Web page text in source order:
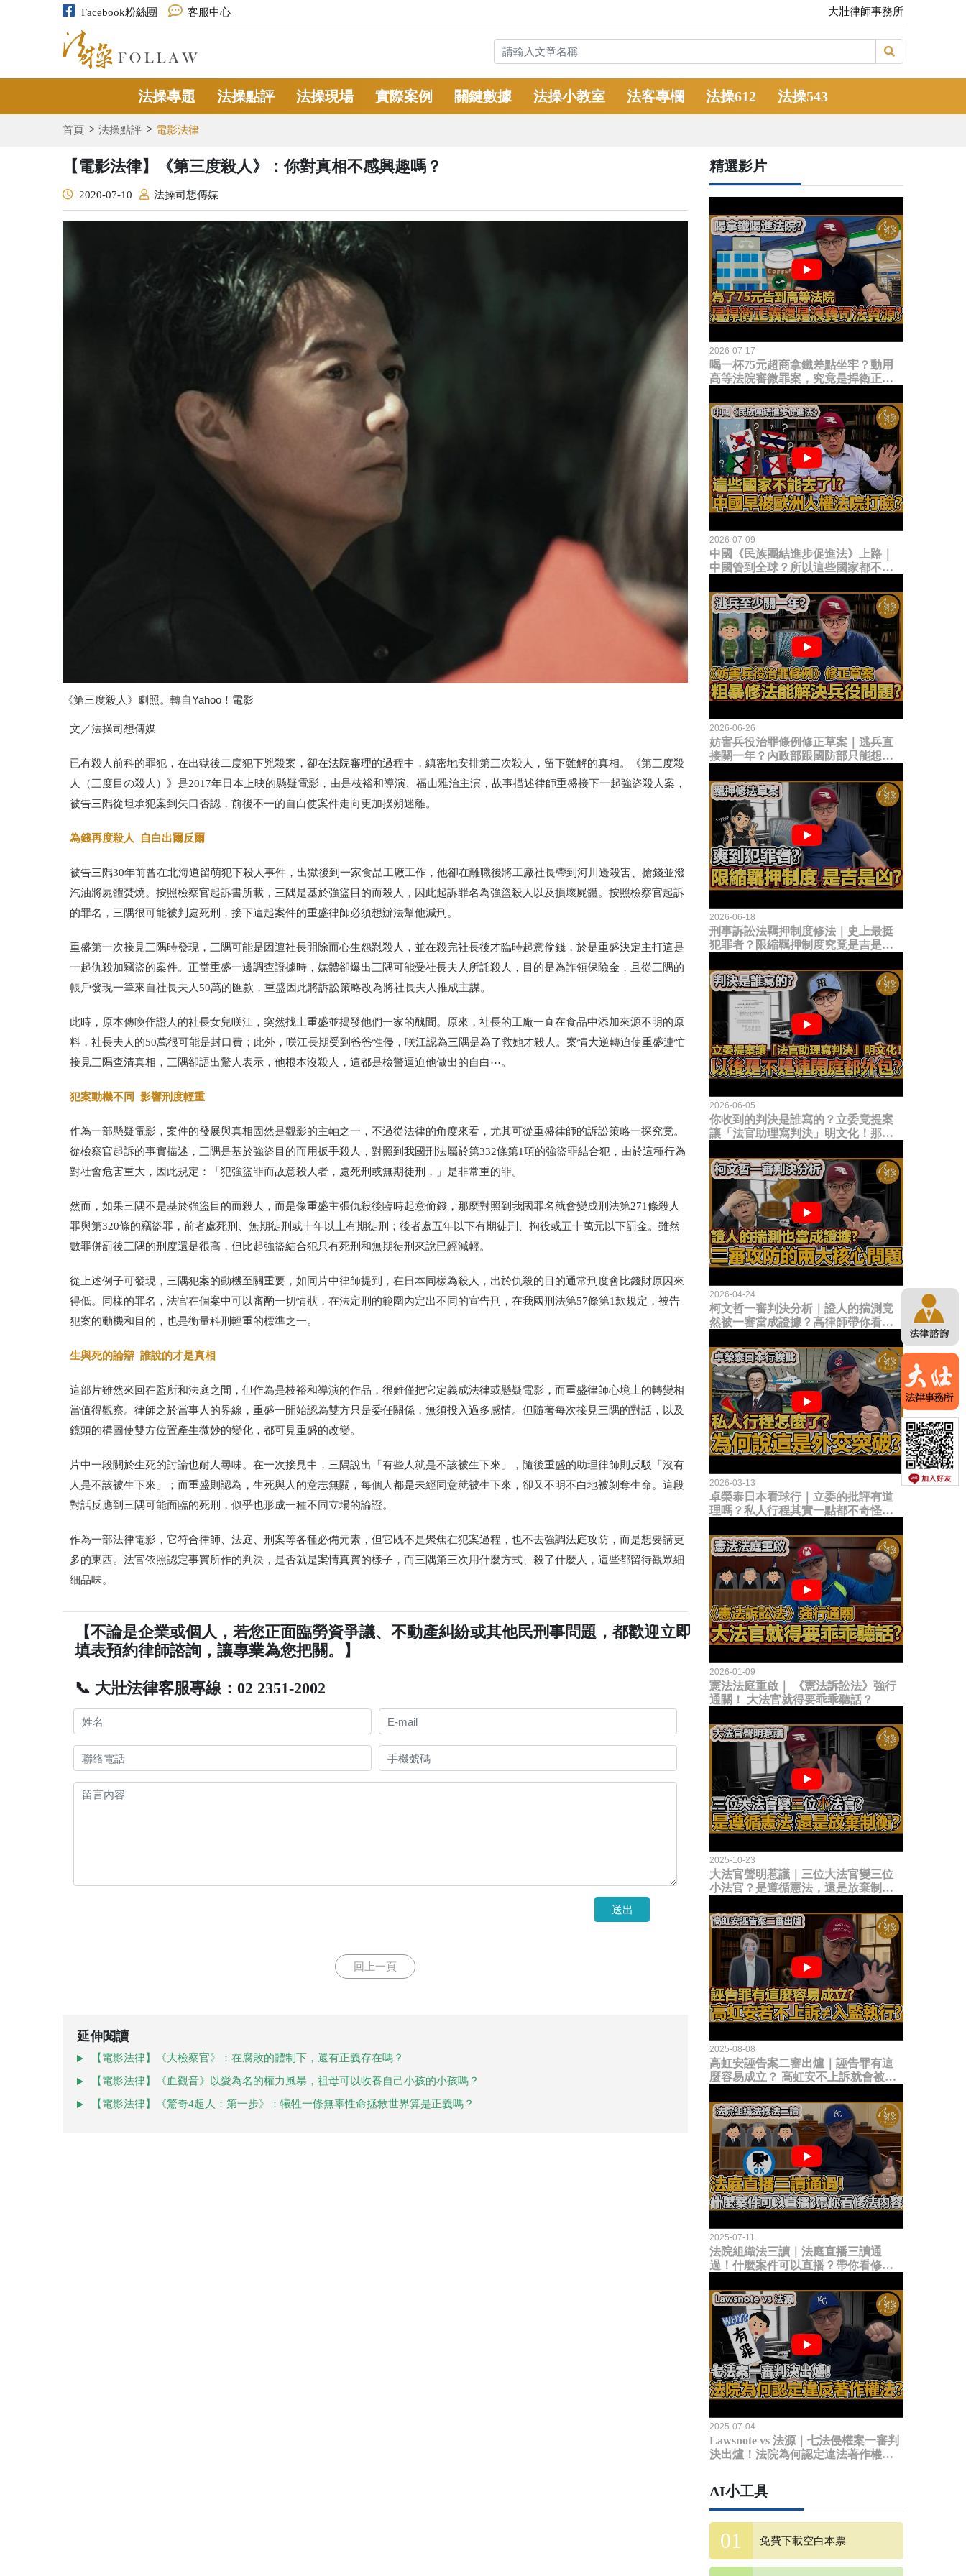
Facebook粉絲團 客服中心 大壯律師事務所
法操專題 法操點評 法操現場 實際案例 關鍵數據 法操小教室 法客專欄 法操612 法操543
首頁 法操點評 電影法律
【電影法律】《第三度殺人》：你對真相不感興趣嗎？
2020-07-10 法操司想傳媒
《第三度殺人》劇照。轉自Yahoo！電影
文／法操司想傳媒
已有殺人前科的罪犯，在出獄後二度犯下兇殺案，卻在法院審理的過程中，縝密地安排第三次殺人，留下難解的真相。《第三度殺
人（三度目の殺人）》是2017年日本上映的懸疑電影，由是枝裕和導演、福山雅治主演，故事描述律師重盛接下一起強盜殺人案，
被告三隅從坦承犯案到矢口否認，前後不一的自白使案件走向更加撲朔迷離。
為錢再度殺人 自白出爾反爾
被告三隅30年前曾在北海道留萌犯下殺人事件，出獄後到一家食品工廠工作，他卻在離職後將工廠社長帶到河川邊殺害、搶錢並潑
汽油將屍體焚燒。按照檢察官起訴書所載，三隅是基於強盜目的而殺人，因此起訴罪名為強盜殺人以及損壞屍體。按照檢察官起訴
的罪名，三隅很可能被判處死刑，接下這起案件的重盛律師必須想辦法幫他減刑。
重盛第一次接見三隅時發現，三隅可能是因遭社長開除而心生怨懟殺人，並在殺完社長後才臨時起意偷錢，於是重盛決定主打這是
一起仇殺加竊盜的案件。正當重盛一邊調查證據時，媒體卻爆出三隅可能受社長夫人所託殺人，目的是為詐領保險金，且從三隅的
帳戶發現一筆來自社長夫人50萬的匯款，重盛因此將訴訟策略改為將社長夫人推成主謀。
此時，原本傳喚作證人的社長女兒咲江，突然找上重盛並揭發他們一家的醜聞。原來，社長的工廠一直在食品中添加來源不明的原
料，社長夫人的50萬很可能是封口費；此外，咲江長期受到爸爸性侵，咲江認為三隅是為了救她才殺人。案情大逆轉迫使重盛連忙
接見三隅查清真相，三隅卻語出驚人表示，他根本沒殺人，這都是檢警逼迫他做出的自白⋯。
犯案動機不同 影響刑度輕重
作為一部懸疑電影，案件的發展與真相固然是觀影的主軸之一，不過從法律的角度來看，尤其可從重盛律師的訴訟策略一探究竟。
從檢察官起訴的事實描述，三隅是基於強盜目的而用扳手殺人，對照到我國刑法屬於第332條第1項的強盜罪結合犯，由於這種行為
對社會危害重大，因此規定：「犯強盜罪而故意殺人者，處死刑或無期徒刑，」是非常重的罪。
然而，如果三隅不是基於強盜目的而殺人，而是像重盛主張仇殺後臨時起意偷錢，那麼對照到我國罪名就會變成刑法第271條殺人
罪與第320條的竊盜罪，前者處死刑、無期徒刑或十年以上有期徒刑；後者處五年以下有期徒刑、拘役或五十萬元以下罰金。雖然
數罪併罰後三隅的刑度還是很高，但比起強盜結合犯只有死刑和無期徒刑來說已經減輕。
從上述例子可發現，三隅犯案的動機至關重要，如同片中律師提到，在日本同樣為殺人，出於仇殺的目的通常刑度會比錢財原因來
得低。同樣的罪名，法官在個案中可以審酌一切情狀，在法定刑的範圍內定出不同的宣告刑，在我國刑法第57條第1款規定，被告
犯案的動機和目的，也是衡量科刑輕重的標準之一。
生與死的論辯 誰說的才是真相
這部片雖然來回在監所和法庭之間，但作為是枝裕和導演的作品，很難僅把它定義成法律或懸疑電影，而重盛律師心境上的轉變相
當值得觀察。律師之於當事人的界線，重盛一開始認為雙方只是委任關係，無須投入過多感情。但隨著每次接見三隅的對話，以及
鏡頭的構圖使雙方位置產生微妙的變化，都可見重盛的改變。
片中一段關於生死的討論也耐人尋味。在一次接見中，三隅說出「有些人就是不該被生下來」，隨後重盛的助理律師則反駁「沒有
人是不該被生下來」；而重盛則認為，生死與人的意志無關，每個人都是未經同意就被生下來，卻又不明不白地被剝奪生命。這段
對話反應到三隅可能面臨的死刑，似乎也形成一種不同立場的論證。
作為一部法律電影，它符合律師、法庭、刑案等各種必備元素，但它既不是聚焦在犯案過程，也不去強調法庭攻防，而是想要講更
多的東西。法官依照認定事實所作的判決，是否就是案情真實的樣子，而三隅第三次用什麼方式、殺了什麼人，這些都留待觀眾細
細品味。
【不論是企業或個人，若您正面臨勞資爭議、不動產糾紛或其他民刑事問題，都歡迎立即
填表預約律師諮詢，讓專業為您把關。】
📞 大壯法律客服專線：02 2351-2002
送出
回上一頁
延伸閱讀
【電影法律】《大檢察官》：在腐敗的體制下，還有正義存在嗎？
【電影法律】《血觀音》以愛為名的權力風暴，祖母可以收養自己小孩的小孩嗎？
【電影法律】《驚奇4超人：第一步》：犧牲一條無辜性命拯救世界算是正義嗎？
精選影片
2026-07-17
喝一杯75元超商拿鐵差點坐牢？動用
高等法院審微罪案，究竟是捍衛正義
2026-07-09
中國《民族團結進步促進法》上路｜
中國管到全球？所以這些國家都不能
臉？
2026-06-26
妨害兵役治罪條例修正草案｜逃兵直
接關一年？內政部跟國防部只能想到
題？
2026-06-18
刑事訴訟法羈押制度修法｜史上最挺
犯罪者？限縮羈押制度究竟是吉是
2026-06-05
你收到的判決是誰寫的？立委竟提案
讓「法官助理寫判決」明文化！那以
2026-04-24
柯文哲一審判決分析｜證人的揣測竟
然被一審當成證據？高律師帶你看未
2026-03-13
卓榮泰日本看球行｜立委的批評有道
理嗎？私人行程其實一點都不奇怪？
2026-01-09
憲法法庭重啟｜ 《憲法訴訟法》強行
通關！ 大法官就得要乖乖聽話？
2025-10-23
大法官聲明惹議｜三位大法官變三位
小法官？是遵循憲法，還是放棄制衡
2025-08-08
高虹安誣告案二審出爐｜誣告罪有這
麼容易成立？ 高虹安不上訴就會被
2025-07-11
法院組織法三讀｜法庭直播三讀通
過！什麼案件可以直播？帶你看修法
2025-07-04
Lawsnote vs 法源｜七法侵權案一審判
決出爐！法院為何認定違法著作權
AI小工具
免費下載空白本票